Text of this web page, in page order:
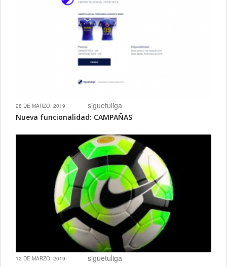
28 DE MARZO, 2019 siguetuliga
Nueva funcionalidad: CAMPAÑAS
12 DE MARZO, 2019 siguetuliga